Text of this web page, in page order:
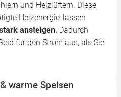
und Heizlüftern. Diese
Heizenergie, lassen
ansteigen. Dadurch
für den Strom aus, als Sie
warme Speisen